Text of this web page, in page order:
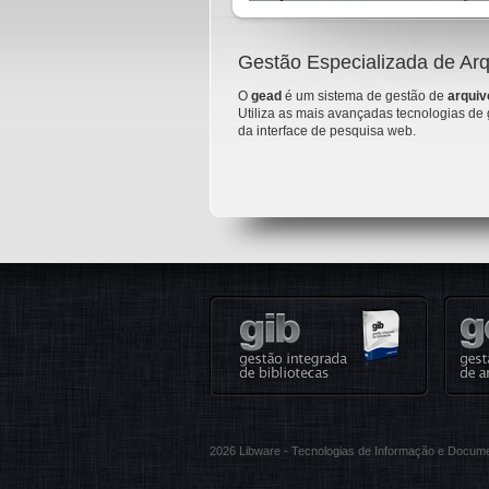
Gestão Especializada de
O gead é um sistema de gestão de
Utiliza as mais avançadas tecnologias
da interface de pesquisa web.
2026 Libware - Tecnologias de Informação e